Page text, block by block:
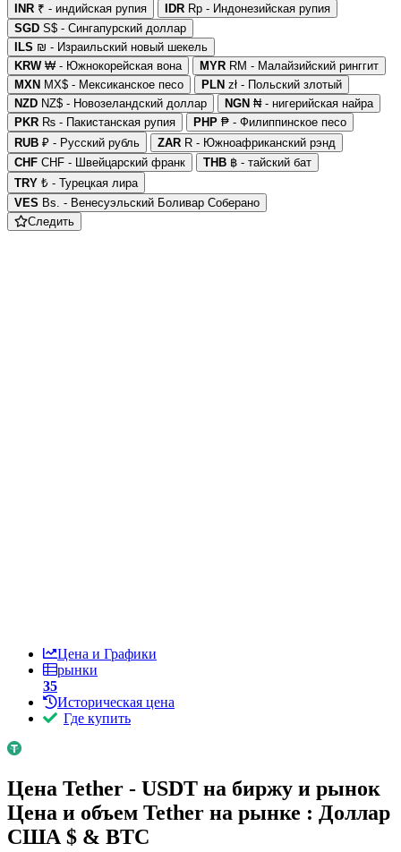
INR ₹ - индийская рупия IDR Rp - Индонезийская рупия
SGD S$ - Сингапурский доллар
ILS ₪ - Израильский новый шекель
KRW₩ - Южнокорейская вона MYR RM - Малайзийский ринггит
MXN MX$ - Мексиканское песо PLN zł - Польский злотый
NZD NZ$ - Новозеландский доллар NGN ₦ - нигерийская найра
PKR ₨ - Пакистанская рупия PHP ₱ - Филиппинское песо
RUB ₽ - Русский рубль ZAR R - Южноафриканский рэнд
CHF CHF - Швейцарский франк THB ฿ - тайский бат
TRY ₺ - Турецкая лира
VES Bs. - Венесуэльский Боливар Соберано
Следить
Цена и Графики
рынки
35
Историческая цена
Где купить
Цена Tether - USDT на биржу и рынок
Цена и объем Tether на рынке : Доллар
США $ & BTC